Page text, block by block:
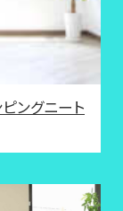
ングニート